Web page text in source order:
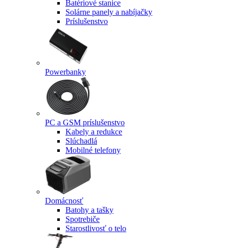
Batériové stanice
Solárne panely a nabíjačky
Príslušenstvo
Powerbanky
PC a GSM príslušenstvo
Kabely a redukce
Slúchadlá
Mobilné telefony
Domácnosť
Batohy a tašky
Spotrebiče
Starostlivosť o telo